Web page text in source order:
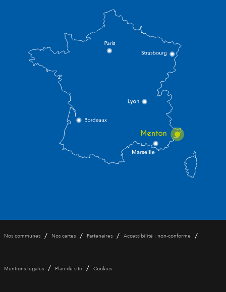
Nos communes / Nos cartes / Partenaires / Accessibilité : non-conforme /
Mentions légales / Plan du site / Cookies